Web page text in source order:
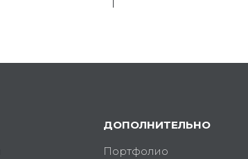
ДОПОЛНИТЕЛЬНО
Портфолио